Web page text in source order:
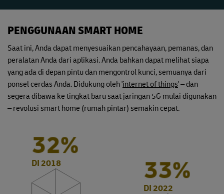
PENGGUNAAN SMART HOME
Saat ini, Anda dapat menyesuaikan pencahayaan, pemanas, dan
peralatan Anda dari aplikasi. Anda bahkan dapat melihat siapa
yang ada di depan pintu dan mengontrol kunci, semuanya dari
ponsel cerdas Anda. Didukung oleh 'internet of things' – dan
segera dibawa ke tingkat baru saat jaringan 5G mulai digunakan
– revolusi smart home (rumah pintar) semakin cepat.
32%
DI 2018 45%
DI 2022